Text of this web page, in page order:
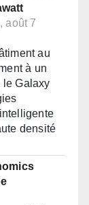
août 7
au
à un
le Galaxy
densité